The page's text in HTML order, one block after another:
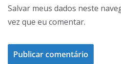
Salvar meus dados neste
vez que eu comentar.